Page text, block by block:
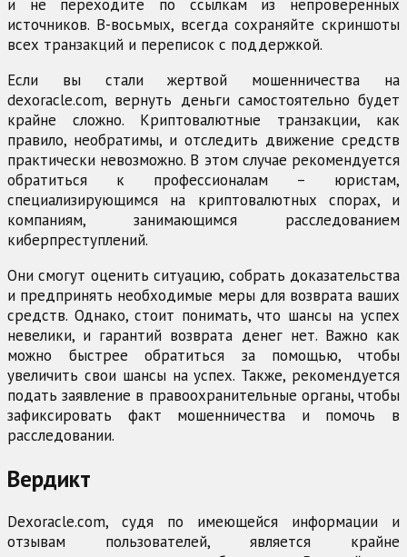
и не переходите по ссылкам из непроверенных
источников. В-восьмых, всегда сохраняйте скриншоты
всех транзакций и переписок с поддержкой.
Если вы стали жертвой мошенничества на
dexoracle.com, вернуть деньги самостоятельно будет
крайне сложно. Криптовалютные транзакции, как
правило, необратимы, и отследить движение средств
практически невозможно. В этом случае рекомендуется
обратиться к профессионалам – юристам,
специализирующимся на криптовалютных спорах, и
компаниям, занимающимся расследованием
киберпреступлений.
Они смогут оценить ситуацию, собрать доказательства
и предпринять необходимые меры для возврата ваших
средств. Однако, стоит понимать, что шансы на успех
невелики, и гарантий возврата денег нет. Важно как
можно быстрее обратиться за помощью, чтобы
увеличить свои шансы на успех. Также, рекомендуется
подать заявление в правоохранительные органы, чтобы
зафиксировать факт мошенничества и помочь в
расследовании.
Вердикт
Dexoracle.com, судя по имеющейся информации и
отзывам пользователей, является крайне